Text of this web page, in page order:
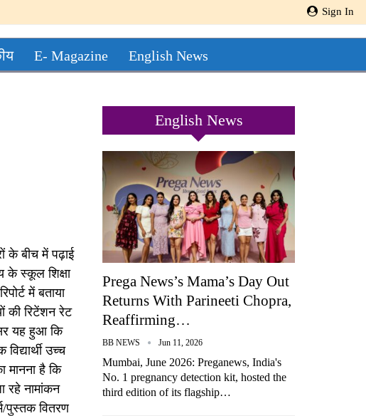
Sign In
E- Magazine English News
के बीच में पढ़ाई
के स्कूल शिक्षा
में बताया
की रिटेंशन रेट
यह हुआ कि
उच्च
मानना है कि
रहे नामांकन
पुस्तक वितरण
English News
Prega News’s Mama’s Day Out
Returns With Parineeti Chopra,
Reaffirming…
BB NEWS Jun 11, 2026
Mumbai, June 2026: Preganews, India's
No. 1 pregnancy detection kit, hosted the
third edition of its flagship…